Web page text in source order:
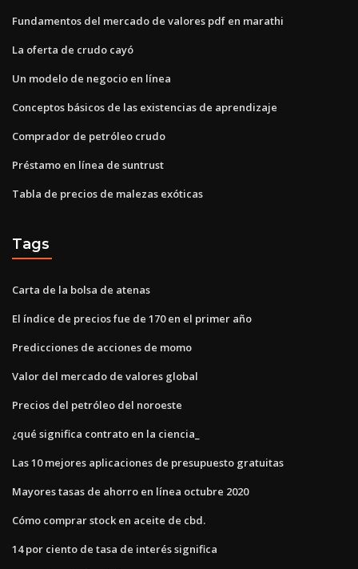
Fundamentos del mercado de valores pdf en marathi
La oferta de crudo cayó
Un modelo de negocio en línea
Conceptos básicos de las existencias de aprendizaje
Comprador de petróleo crudo
Préstamo en línea de suntrust
Tabla de precios de malezas exóticas
Tags
Carta de la bolsa de atenas
El índice de precios fue de 170 en el primer año
Predicciones de acciones de momo
Valor del mercado de valores global
Precios del petróleo del noroeste
¿qué significa contrato en la ciencia_
Las 10 mejores aplicaciones de presupuesto gratuitas
Mayores tasas de ahorro en línea octubre 2020
Cómo comprar stock en aceite de cbd.
14 por ciento de tasa de interés significa